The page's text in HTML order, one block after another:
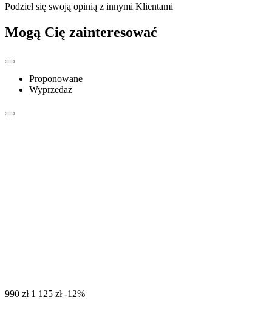
Podziel się swoją opinią z innymi Klientami
Mogą Cię zainteresować
Proponowane
Wyprzedaż
‍990‍ zł ‍1 125‍ zł -12%